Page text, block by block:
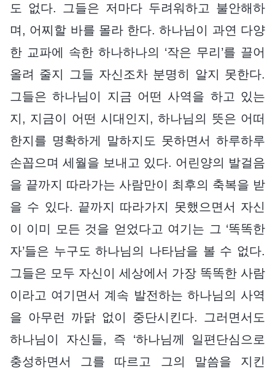
도 없다. 그들은 저마다 두려워하고 불안해하
며, 어찌할 바를 몰라 한다. 하나님이 과연 다양
한 교파에 속한 하나하나의 ‘작은 무리’를 끌어
올려 줄지 그들 자신조차 분명히 알지 못한다.
그들은 하나님이 지금 어떤 사역을 하고 있는
지, 지금이 어떤 시대인지, 하나님의 뜻은 어떠
한지를 명확하게 말하지도 못하면서 하루하루
손꼽으며 세월을 보내고 있다. 어린양의 발걸음
을 끝까지 따라가는 사람만이 최후의 축복을 받
을 수 있다. 끝까지 따라가지 못했으면서 자신
이 이미 모든 것을 얻었다고 여기는 그 ‘똑똑한
자’들은 누구도 하나님의 나타남을 볼 수 없다.
그들은 모두 자신이 세상에서 가장 똑똑한 사람
이라고 여기면서 계속 발전하는 하나님의 사역
을 아무런 까닭 없이 중단시킨다. 그러면서도
하나님이 자신들, 즉 ‘하나님께 일편단심으로
충성하면서 그를 따르고 그의 말씀을 지킨